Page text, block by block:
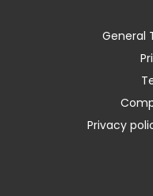
General
Privacy